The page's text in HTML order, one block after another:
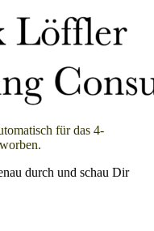
für das 4-
durch und schau Dir